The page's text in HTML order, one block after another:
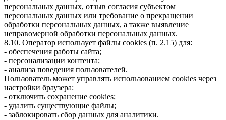
персональных данных, отзыв согласия субъектом
персональных данных или требование о прекращении
обработки персональных данных, а также выявление
неправомерной обработки персональных данных.
8.10. Оператор использует файлы cookies (п. 2.15) для:
- обеспечения работы сайта;
- персонализации контента;
- анализа поведения пользователей.
Пользователь может управлять использованием cookies через
настройки браузера:
- отключить сохранение cookies;
- удалить существующие файлы;
- заблокировать сбор данных для аналитики.